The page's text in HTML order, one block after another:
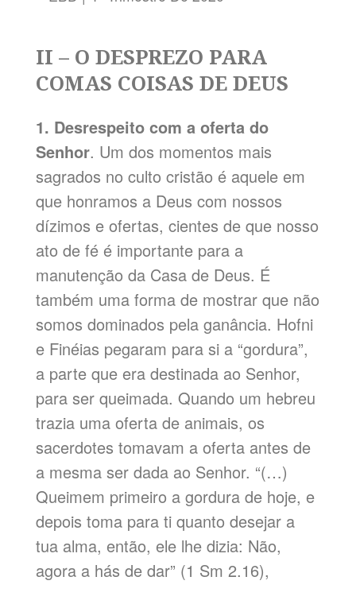
II – O DESPREZO PARA
COMAS COISAS DE DEUS
1. Desrespeito com a oferta do
Senhor. Um dos momentos mais
sagrados no culto cristão é aquele em
que honramos a Deus com nossos
dízimos e ofertas, cientes de que nosso
ato de fé é importante para a
manutenção da Casa de Deus. É
também uma forma de mostrar que não
somos dominados pela ganância. Hofni
e Finéias pegaram para si a “gordura”,
a parte que era destinada ao Senhor,
para ser queimada. Quando um hebreu
trazia uma oferta de animais, os
sacerdotes tomavam a oferta antes de
a mesma ser dada ao Senhor. “(…)
Queimem primeiro a gordura de hoje, e
depois toma para ti quanto desejar a
tua alma, então, ele lhe dizia: Não,
agora a hás de dar” (1 Sm 2.16),